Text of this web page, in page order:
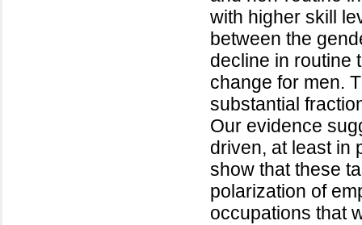
with higher skill
between the
decline in routine
change for men.
substantial
Our evidence
driven, at least in
show that these
polarization of
occupations that